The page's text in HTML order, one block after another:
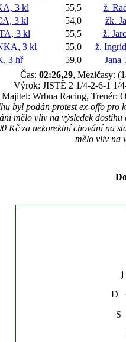
3 kl 55,5 ž.
3 kl 54,0 žk.
3 kl 55,5 ž.
3 kl 55,0 ž.
3 hř 59,0 Jana
Čas: 02:26,29, Mezičasy:
Výrok: JISTĚ 2 1/4-2-6-1 1/
Majitel: Wrbna Racing, Trenér:
byl podán protest ex-offo
mělo vliv na výsledek
Kč za nekorektní chování na
mělo vliv na
j
D
S